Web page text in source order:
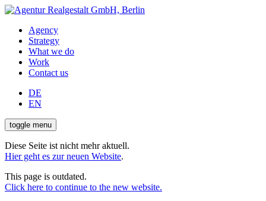
Agency
Strategy
What we do
Work
Contact us
DE
EN
toggle menu
Diese Seite ist nicht mehr aktuell.
Hier geht es zur neuen Website.
This page is outdated.
Click here to continue to the new website.